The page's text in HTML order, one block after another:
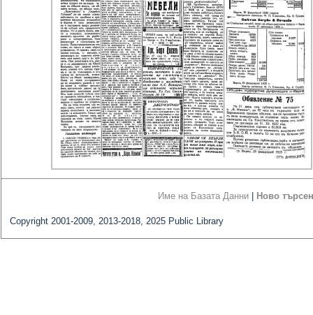
Име на Базата Данни Ново
Copyright 2001-2009, 2013-2018, 2025 Public Library